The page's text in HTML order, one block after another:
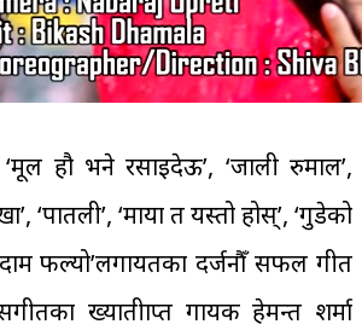
‘मूल हौ भने रसाइदेऊ’, ‘जाली रुमाल’,
‘पातली’, ‘माया त यस्तो होस्’, ‘गुडेको
फल्यो’लगायतका दर्जनौँ सफल गीत
ख्यातीप्राप्त गायक हेमन्त शर्मा